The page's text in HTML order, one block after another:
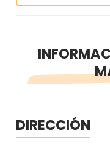
DIRECCIÓN